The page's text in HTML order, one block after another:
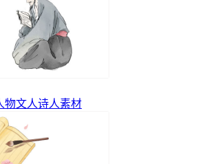
物文人诗人素材